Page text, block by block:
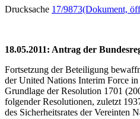
Drucksache 17/9873(Dokument,
18.05.2011: Antrag der
Fortsetzung der Beteiligung
der United Nations Interim Force
Grundlage der Resolution 1701
folgender Resolutionen, zuletzt
des Sicherheitsrates der Vereinten